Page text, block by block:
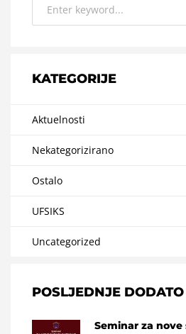
KATEGORIJE
Aktuelnosti
Nekategorizirano
Ostalo
UFSIKS
Uncategorized
POSLJEDNJE DODATO
Seminar za